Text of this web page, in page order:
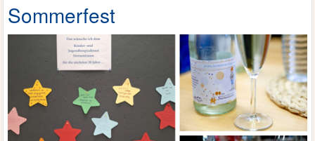
Sommerfest